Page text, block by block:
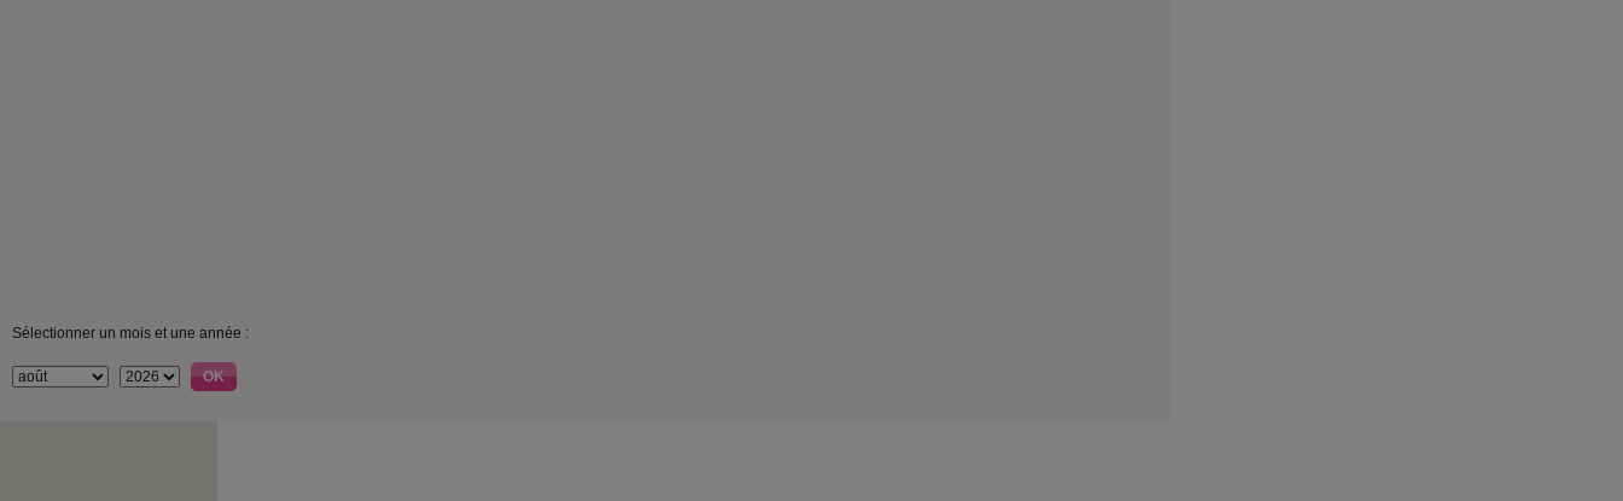
Sélectionner un mois et une année :